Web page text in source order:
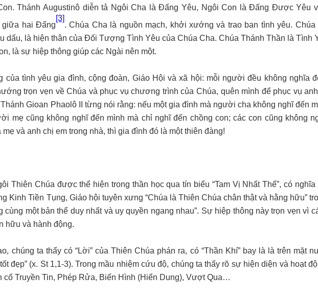
Thánh Augustinô diễn tả Ngôi Cha là Đấng Yêu, Ngôi Con là Đấng Được Yêu
giữa hai Đấng
[3]
. Chúa Cha là nguồn mạch, khởi xướng và trao ban tình yêu. Chúa
dấu, là hiện thân của Đối Tượng Tình Yêu của Chúa Cha. Chúa Thánh Thần là Tình
là sự hiệp thông giúp các Ngài nên một.
tình yêu gia đình, cộng đoàn, Giáo Hội và xã hội: mỗi người đều không nghĩa
trọn vẹn về Chúa và phục vụ chương trình của Chúa, quên mình để phục vụ
Gioan Phaolô II từng nói rằng: nếu một gia đình mà người cha không nghĩ đến
mẹ cũng không nghĩ đến mình mà chỉ nghĩ đến chồng con; các con cũng không
và anh chị em trong nhà, thì gia đình đó là một thiên đàng!
Thiên Chúa được thể hiện trong thần học qua tín biểu “Tam Vị Nhất Thể”, có nghĩa
Kinh Tiền Tụng, Giáo hội tuyên xưng “Chúa là Thiên Chúa chân thật và hằng hữu”
cùng một bản thể duy nhất và uy quyền ngang nhau”. Sự hiệp thông này trọn vẹn vì
hữu và hành động.
chúng ta thấy có “Lời” của Thiên Chúa phán ra, có “Thần Khí” bay là là trên mặt
đẹp” (x. St 1,1-3). Trong mầu nhiệm cứu độ, chúng ta thấy rõ sự hiện diện và hoạt
cố Truyền Tin, Phép Rửa, Biến Hình (Hiển Dung), Vượt Qua…